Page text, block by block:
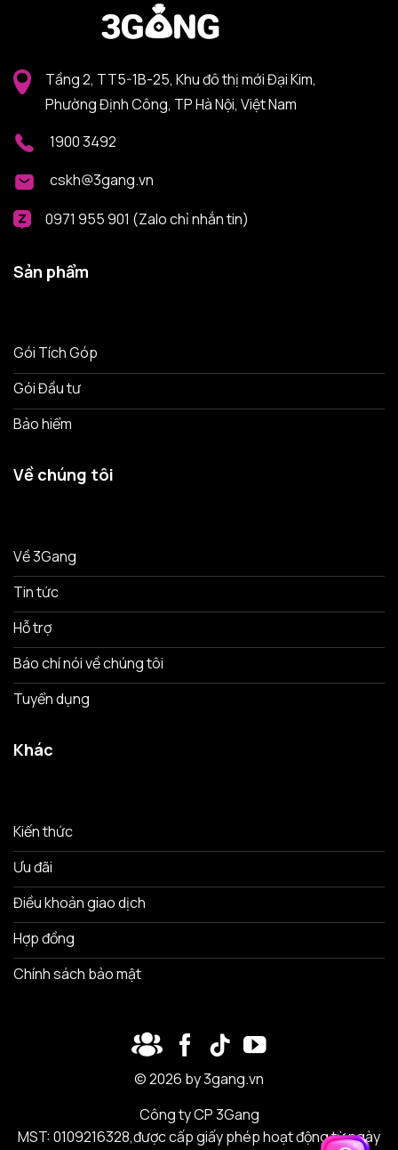
Tầng 2, TT5-1B-25, Khu đô thị mới Đại Kim,
Phường Định Công, TP Hà Nội, Việt Nam
1900 3492
cskh@3gang.vn
0971 955 901 (Zalo chỉ nhắn tin)
Sản phẩm
Gói Tích Góp
Gói Đầu tư
Bảo hiểm
Về chúng tôi
Về 3Gang
Tin tức
Hỗ trợ
Báo chí nói về chúng tôi
Tuyển dụng
Khác
Kiến thức
Ưu đãi
Điều khoản giao dịch
Hợp đồng
Chính sách bảo mật
© 2026 by 3gang.vn
Công ty CP 3Gang
MST: 0109216328,được cấp giấy phép hoạt động từ ngày